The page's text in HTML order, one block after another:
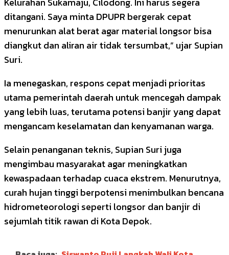
ditangani. Saya minta DPUPR bergerak cepat
menurunkan alat berat agar material longsor bisa
diangkut dan aliran air tidak tersumbat,” ujar Supian
Suri.
Ia menegaskan, respons cepat menjadi prioritas
utama pemerintah daerah untuk mencegah dampak
yang lebih luas, terutama potensi banjir yang dapat
mengancam keselamatan dan kenyamanan warga.
Selain penanganan teknis, Supian Suri juga
mengimbau masyarakat agar meningkatkan
kewaspadaan terhadap cuaca ekstrem. Menurutnya,
curah hujan tinggi berpotensi menimbulkan bencana
hidrometeorologi seperti longsor dan banjir di
sejumlah titik rawan di Kota Depok.